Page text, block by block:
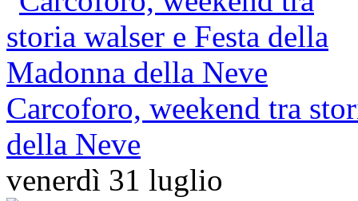
Carcoforo, weekend tra
della Neve
venerdì 31 luglio